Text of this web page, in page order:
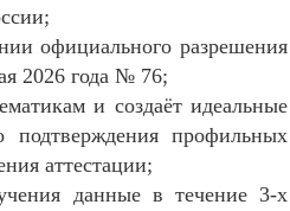
официального разрешения
2026 года № 76;
и создаёт идеальные
подтверждения профильных
аттестации;
данные в течение 3-х